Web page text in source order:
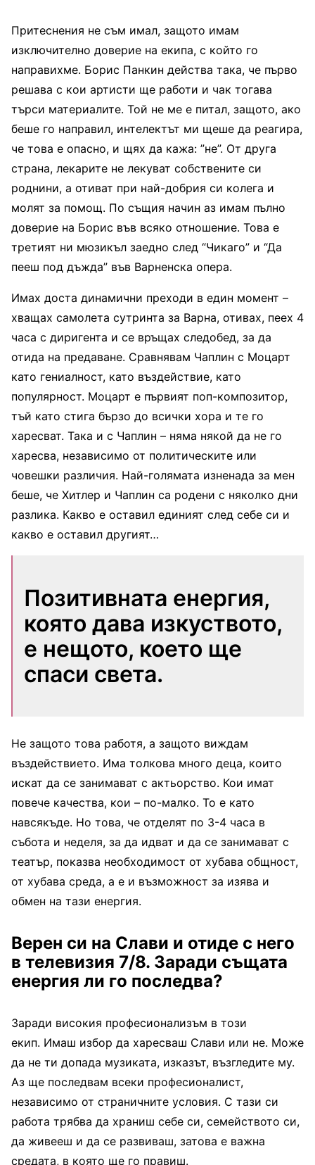
Притеснения не съм имал, защото имам
изключително доверие на екипа, с който го
направихме. Борис Панкин действа така, че първо
решава с кои артисти ще работи и чак тогава
търси материалите. Той не ме е питал, защото, ако
беше го направил, интелектът ми щеше да реагира,
че това е опасно, и щях да кажа: ”не”. От друга
страна, лекарите не лекуват собствените си
роднини, а отиват при най-добрия си колега и
молят за помощ. По същия начин аз имам пълно
доверие на Борис във всяко отношение. Това е
третият ни мюзикъл заедно след “Чикаго” и “Да
пееш под дъжда” във Варненска опера.
Имах доста динамични преходи в един момент –
хващах самолета сутринта за Варна, отивах, пеех 4
часа с диригента и се връщах следобед, за да
отида на предаване. Сравнявам Чаплин с Моцарт
като гениалност, като въздействие, като
популярност. Моцарт е първият поп-композитор,
тъй като стига бързо до всички хора и те го
харесват. Така и с Чаплин – няма някой да не го
харесва, независимо от политическите или
човешки различия. Най-голямата изненада за мен
беше, че Хитлер и Чаплин са родени с няколко дни
разлика. Какво е оставил единият след себе си и
какво е оставил другият…
Позитивната енергия,
която дава изкуството,
е нещото, което ще
спаси света.
Не защото това работя, а защото виждам
въздействието. Има толкова много деца, които
искат да се занимават с актьорство. Кои имат
повече качества, кои – по-малко. То е като
навсякъде. Но това, че отделят по 3-4 часа в
събота и неделя, за да идват и да се занимават с
театър, показва необходимост от хубава общност,
от хубава среда, а е и възможност за изява и
обмен на тази енергия.
Верен си на Слави и отиде с него
в телевизия 7/8. Заради същата
енергия ли го последва?
Заради високия професионализъм в този
екип. Имаш избор да харесваш Слави или не. Може
да не ти допада музиката, изказът, възгледите му.
Аз ще последвам всеки професионалист,
независимо от страничните условия. С тази си
работа трябва да храниш себе си, семейството си,
да живееш и да се развиваш, затова е важна
средата, в която ще го правиш.